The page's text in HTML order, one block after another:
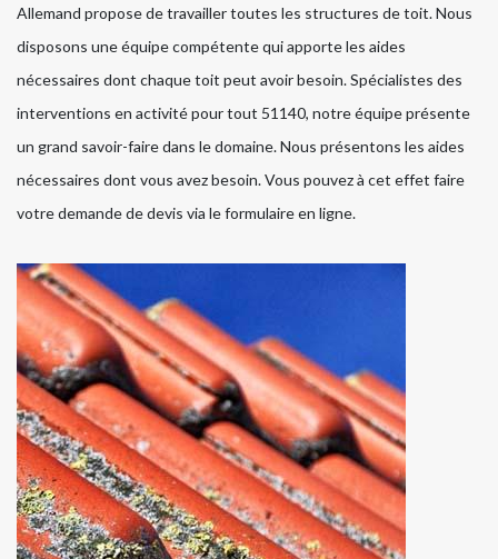
Allemand propose de travailler toutes les structures de toit. Nous
disposons une équipe compétente qui apporte les aides
nécessaires dont chaque toit peut avoir besoin. Spécialistes des
interventions en activité pour tout 51140, notre équipe présente
un grand savoir-faire dans le domaine. Nous présentons les aides
nécessaires dont vous avez besoin. Vous pouvez à cet effet faire
votre demande de devis via le formulaire en ligne.